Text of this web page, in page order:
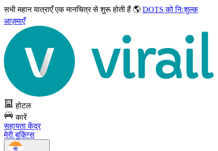
सभी महान यात्राएँएक मानचित्र से शुरू होती हैं 🌎 DOTS को निःशुल्क
आज़माएँ
होटल
कारें
सहायता केंद्र
मेरी बुकिंग्स